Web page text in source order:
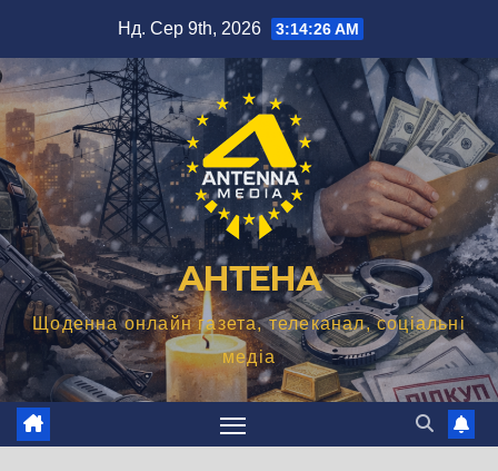
вмісту
Нд. Сер 9th, 2026 3:14:27 AM
АНТЕНА
Щоденна онлайн газета, телеканал, соціальні
медіа